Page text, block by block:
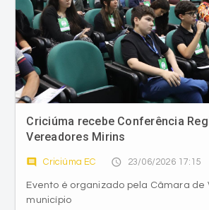
Criciúma recebe Conferência
Vereadores Mirins
comment Criciúma EC access_time 23/06/2026 17:15
Evento é organizado pela Câmara de
município